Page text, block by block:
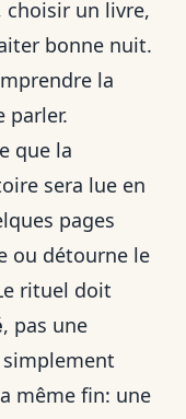
choisir un livre,
bonne nuit.
la
parler.
que la
sera lue en
pages
ou détourne le
rituel doit
, pas une
même fin: une